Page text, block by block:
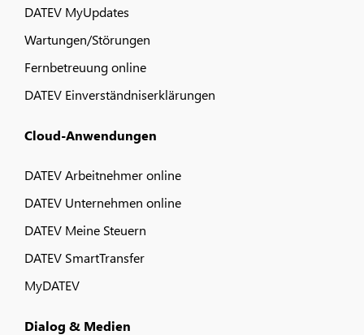
DATEV MyUpdates
Wartungen/Störungen
Fernbetreuung online
DATEV Einverständniserklärungen
Cloud-Anwendungen
DATEV Arbeitnehmer online
DATEV Unternehmen online
DATEV Meine Steuern
DATEV SmartTransfer
MyDATEV
Dialog & Medien